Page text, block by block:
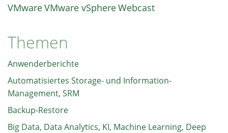
VMwareVMware vSphereWebcast
Themen
Anwenderberichte
Automatisiertes Storage- und Information-
Management, SRM
Backup-Restore
Big Data, Data Analytics, KI, Machine Learning, Deep